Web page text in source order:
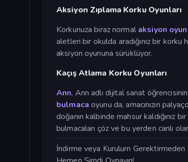
Aksiyon Zıplama Korku Oyunları
Korkunuza biraz normal aksiyon
aletleri bir okulda aradığınız bir
aksiyon oyununa sürüklüyor.
Kaçış Atlama Korku Oyunları
Ann, Ann adlı dijital sanat
bulmacaoyunu da, amacınızın
doğanın kalbinde mahsur kaldığınız
bulmacaları çöz ve bu yerden canlı
İndirme veya Kurulum Gerektirmeden